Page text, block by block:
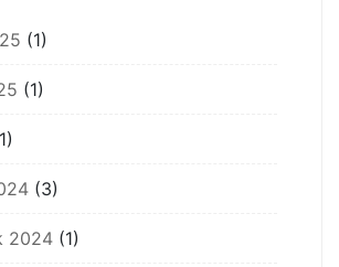
(1)
(1)
(3)
2024 (1)